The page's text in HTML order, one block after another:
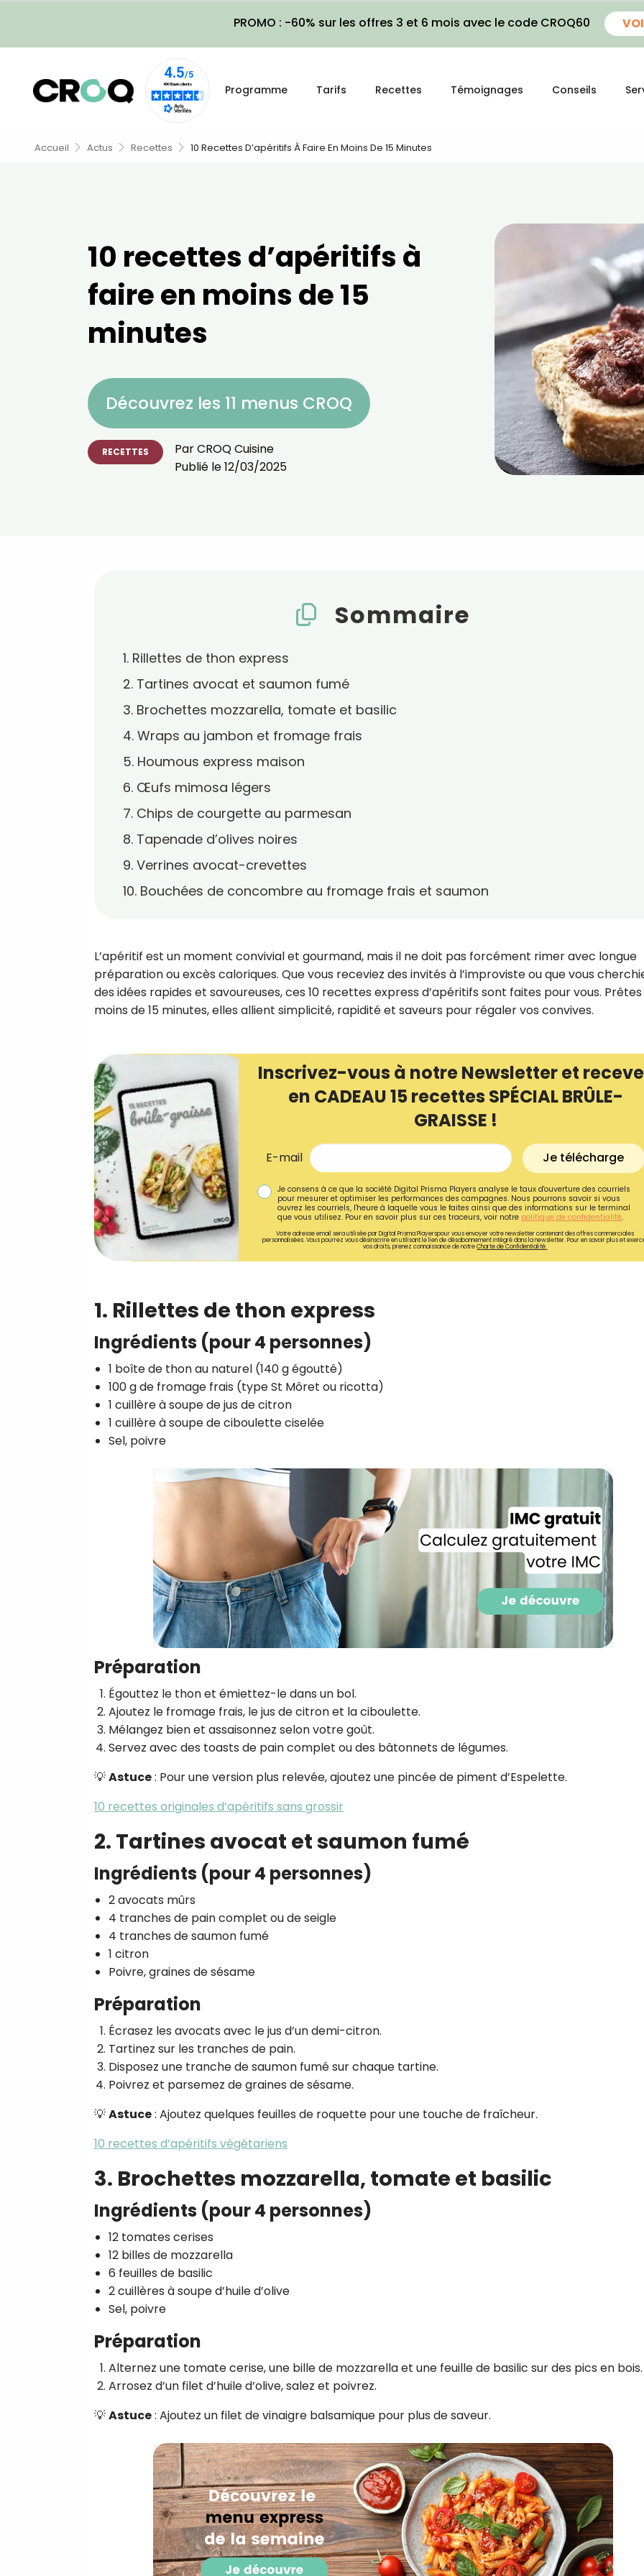
PROMO : -60% sur les offres 3 et 6 mois avec le code CROQ60
Programme Tarifs Recettes Témoignages Conseils
Accueil Actus Recettes 10 Recettes D’apéritifs À Faire En Moins De 15 Minutes
10 recettes d’apéritifs à
faire en moins de 15
minutes
Découvrez les 11 menus CROQ
RECETTES ParCROQ Cuisine
Publié le12/03/2025
Sommaire
1. Rillettes de thon express
2. Tartines avocat et saumon fumé
3. Brochettes mozzarella, tomate et basilic
4. Wraps au jambon et fromage frais
5. Houmous express maison
6. Œufs mimosa légers
7. Chips de courgette au parmesan
8. Tapenade d’olives noires
9. Verrines avocat-crevettes
10. Bouchées de concombre au fromage frais et saumon
L’apéritif est un moment convivial et gourmand, mais il ne doit pas forcément rimer avec longue
préparation ou excès caloriques. Que vous receviez des invités à l’improviste ou que vous
des idées rapides et savoureuses, ces 10 recettes express d’apéritifs sont faites pour vous.
moins de 15 minutes, elles allient simplicité, rapidité et saveurs pour régaler vos convives.
Inscrivez-vous à notre Newsletter et
en CADEAU 15 recettes SPÉCIAL BRÛLE-
GRAISSE !
E-mail Je télécharge
Je consens à ce que la société Digital Prisma Players analyse le taux d'ouverture des courriels
pour mesurer et optimiser les performances des campagnes. Nous pourrons savoir si vous
ouvrez les courriels, l'heure à laquelle vous le faites ainsi que des informations sur le terminal
que vous utilisez. Pour en savoir plus sur ces traceurs, voir notre politique de confidentialité.
Votre adresse email sera utilisée par Digital Prisma Playerspour vous envoyer votre newsletter contenant des offres commerciales
personnalisées. Vous pourrez vous désinscrire en utilisant le lien de désabonnement intégré dans la newsletter. Pour en savoir plus et
vos droits, prenez connaissance de notreCharte de Confidentialité.
1. Rillettes de thon express
Ingrédients (pour 4 personnes)
1 boîte de thon au naturel (140 g égoutté)
100 g de fromage frais (type St Môret ou ricotta)
1 cuillère à soupe de jus de citron
1 cuillère à soupe de ciboulette ciselée
Sel, poivre
Préparation
Égouttez le thon et émiettez-le dans un bol.
Ajoutez le fromage frais, le jus de citron et la ciboulette.
Mélangez bien et assaisonnez selon votre goût.
Servez avec des toasts de pain complet ou des bâtonnets de légumes.
💡Astuce: Pour une version plus relevée, ajoutez une pincée de piment d’Espelette.
10 recettes originales d’apéritifs sans grossir
2. Tartines avocat et saumon fumé
Ingrédients (pour 4 personnes)
2 avocats mûrs
4 tranches de pain complet ou de seigle
4 tranches de saumon fumé
1 citron
Poivre, graines de sésame
Préparation
Écrasez les avocats avec le jus d’un demi-citron.
Tartinez sur les tranches de pain.
Disposez une tranche de saumon fumé sur chaque tartine.
Poivrez et parsemez de graines de sésame.
💡Astuce: Ajoutez quelques feuilles de roquette pour une touche de fraîcheur.
10 recettes d’apéritifs végétariens
3. Brochettes mozzarella, tomate et basilic
Ingrédients (pour 4 personnes)
12 tomates cerises
12 billes de mozzarella
6 feuilles de basilic
2 cuillères à soupe d’huile d’olive
Sel, poivre
Préparation
Alternez une tomate cerise, une bille de mozzarella et une feuille de basilic sur des pics en bois.
Arrosez d’un filet d’huile d’olive, salez et poivrez.
💡Astuce: Ajoutez un filet de vinaigre balsamique pour plus de saveur.
Recevez gratuitement
recettes inédites de
!
voir notrepolitique de confidentialité
Je reçois mon cadeau !
Votre adresse email sera utilisée par Digital Prisma
envoyer votre newsletter contenant des offres
personnalisées. Vous pourrez vous désinscrire en
désabonnement intégré dans la newsletter. Pour en
exercer vos droits, prenez connaissance de notre